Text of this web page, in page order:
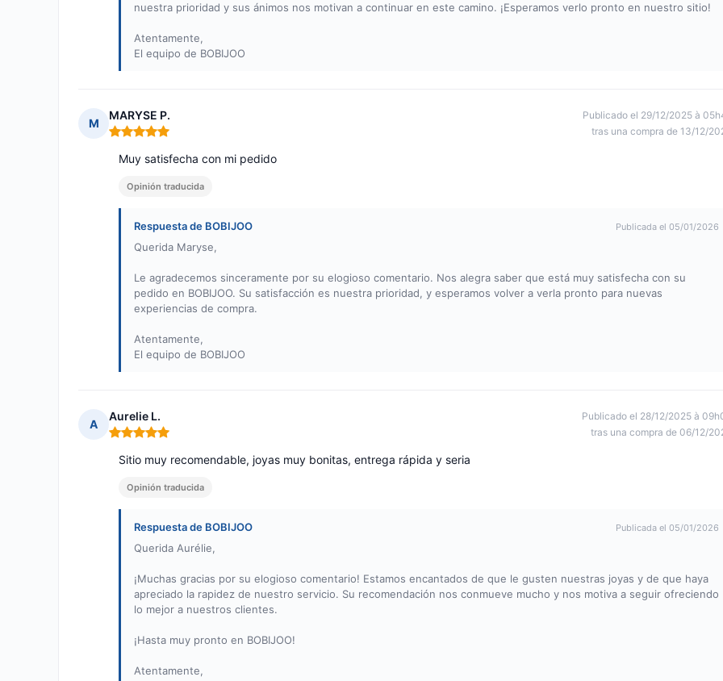
nuestra prioridad y sus ánimos nos motivan a continuar en este camino. ¡Esperamos verlo pronto en nuestro sitio!
Atentamente,
El equipo de BOBIJOO
M
MARYSE P.
Nota: 5 de 5
Publicado el 29/12/2025 à
tras una compra de 13/12/
Muy satisfecha con mi pedido
Opinión traducida
Respuesta de BOBIJOO Publicada el 05/01/2026
Querida Maryse,
Le agradecemos sinceramente por su elogioso comentario. Nos alegra saber que está muy satisfecha con su
pedido en BOBIJOO. Su satisfacción es nuestra prioridad, y esperamos volver a verla pronto para nuevas
experiencias de compra.
Atentamente,
El equipo de BOBIJOO
A
Aurelie L.
Nota: 5 de 5
Publicado el 28/12/2025 à
tras una compra de 06/12/
Sitio muy recomendable, joyas muy bonitas, entrega rápida y seria
Opinión traducida
Respuesta de BOBIJOO Publicada el 05/01/2026
Querida Aurélie,
¡Muchas gracias por su elogioso comentario! Estamos encantados de que le gusten nuestras joyas y de que haya
apreciado la rapidez de nuestro servicio. Su recomendación nos conmueve mucho y nos motiva a seguir ofreciendo
lo mejor a nuestros clientes.
¡Hasta muy pronto en BOBIJOO!
Atentamente,